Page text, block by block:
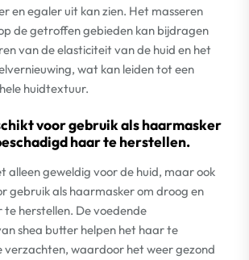
en egaler uit kan zien. Het masseren
de getroffen gebieden kan bijdragen
van de elasticiteit van de huid en het
wat kan leiden tot een
huidtextuur.
voor gebruik als haarmasker
haar te herstellen.
alleen geweldig voor de huid, maar ook
gebruik als haarmasker om droog en
herstellen. De voedende
shea butter helpen het haar te
verzachten, waardoor het weer gezond